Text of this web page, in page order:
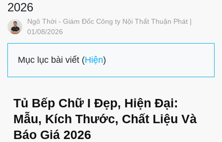
2026
Ngô Thời - Giám Đốc Công ty Nội Thất Thuận Phát |
01/08/2026
Mục lục bài viết (Hiện)
Tủ Bếp Chữ I Đẹp, Hiện Đại:
Mẫu, Kích Thước, Chất Liệu Và
Báo Giá 2026